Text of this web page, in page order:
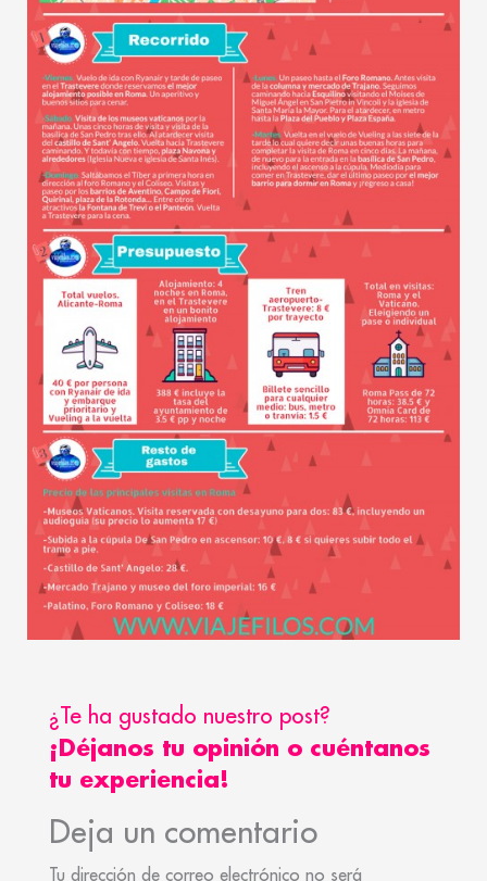
¿Te ha gustado nuestro post?
¡Déjanos tu opinión o cuéntanos
tu experiencia!
Deja un comentario
Tu dirección de correo electrónico no será